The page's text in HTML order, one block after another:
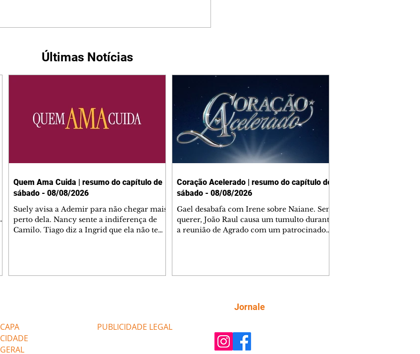
Últimas Notícias
Quem Ama Cuida | resumo do capítulo de
sábado - 08/08/2026
Suely avisa a Ademir para não chegar mais
perto dela. Nancy sente a indiferença de
Camilo. Tiago diz a Ingrid que ela não tem
que está feliz trabalhando no restaurante de
Nanc
Coração Acelerado | resumo do capítulo de
sábado - 08/08/2026
Gael desabafa com Irene sobre Naiane. Sem
querer, João Raul causa um tumulto durante
a reunião de Agrado com um patrocinador.
inventa para Agrado que não está
conseguindo conviver com seu sucesso, e
CAPA
CIDADE
GERAL
PUBLICIDADE LEGAL
Jornale